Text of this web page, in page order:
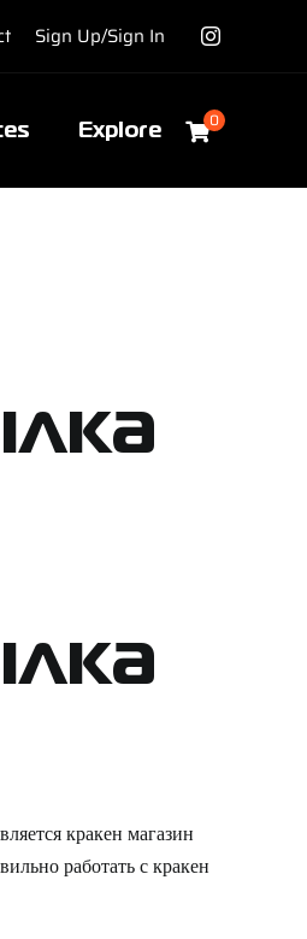
Sign Up/Sign In
Explore 0
кракен магазин
работать с кракен